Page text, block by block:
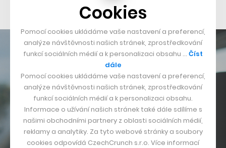
| Drama | 2022 | 92 min. |
Cookies
Pomocí cookies ukládáme vaše nastavení a preferencí,
analýze návštěvnosti našich stránek, zprostředkování
funkcí sociálních médií a k personalizaci obsahu … Číst
dále
Pomocí cookies ukládáme vaše nastavení a preferencí,
analýze návštěvnosti našich stránek, zprostředkování
funkcí sociálních médií a k personalizaci obsahu.
Informace o užívání našich stránek také dále sdílíme s
našimi obchodními partnery z oblasti sociálních médií,
reklamy a analytiky. Za tyto webové stránky a soubory
cookies odpovídá CzechCrunch s.r.o. Více informací